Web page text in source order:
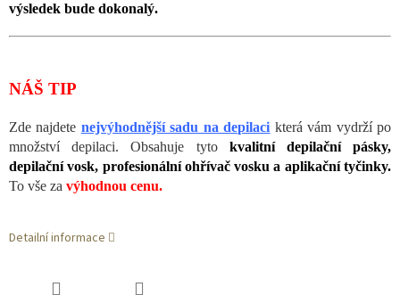
výsledek bude dokonalý.
NÁŠ TIP
Zde najdete nejvýhodnější sadu na depilaci která vám vydrží po
množství depilaci. Obsahuje tyto kvalitní depilační pásky,
depilační vosk, profesionální ohřívač vosku a aplikační tyčinky.
To vše za výhodnou cenu.
Detailní informace